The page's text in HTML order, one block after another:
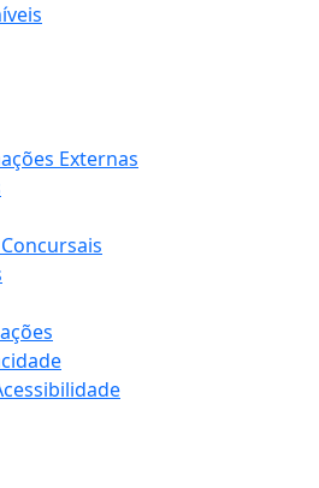
Externas